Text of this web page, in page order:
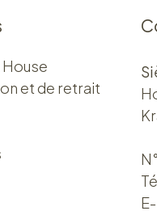
House
et de retrait